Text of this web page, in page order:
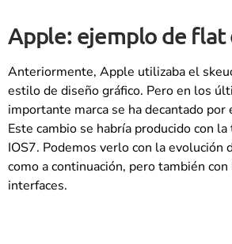
Apple: ejemplo de flat
Anteriormente, Apple utilizaba el
estilo de diseño gráfico. Pero en los
importante marca se ha decantado por
Este cambio se habría producido con
IOS7. Podemos verlo con la evolución
como a continuación, pero también
interfaces.